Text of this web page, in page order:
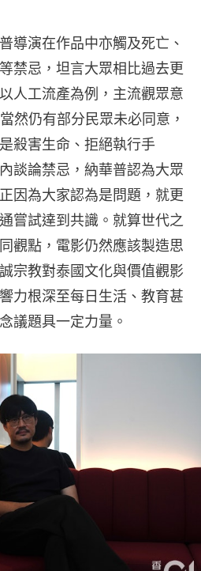
導演在作品中亦觸及死亡、
禁忌，坦言大眾相比過去更
人工流產為例，主流觀眾意
然仍有部分民眾未必同意，
殺害生命、拒絕執行手
談論禁忌，納華普認為大眾
因為大家認為是問題，就更
嘗試達到共識。就算世代之
觀點，電影仍然應該製造思
宗教對泰國文化與價值觀影
力根深至每日生活、教育甚
議題具一定力量。